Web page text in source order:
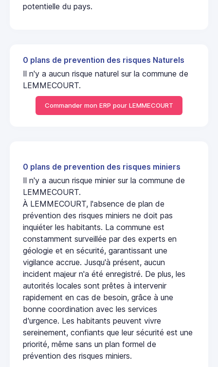
potentielle du pays.
0 plans de prevention des risques Naturels
Il n'y a aucun risque naturel sur la commune de
LEMMECOURT.
Commander mon ERP pour LEMMECOURT
0 plans de prevention des risques miniers
Il n'y a aucun risque minier sur la commune de
LEMMECOURT.
À LEMMECOURT, l'absence de plan de
prévention des risques miniers ne doit pas
inquiéter les habitants. La commune est
constamment surveillée par des experts en
géologie et en sécurité, garantissant une
vigilance accrue. Jusqu'à présent, aucun
incident majeur n'a été enregistré. De plus, les
autorités locales sont prêtes à intervenir
rapidement en cas de besoin, grâce à une
bonne coordination avec les services
d'urgence. Les habitants peuvent vivre
sereinement, confiants que leur sécurité est une
priorité, même sans un plan formel de
prévention des risques miniers.